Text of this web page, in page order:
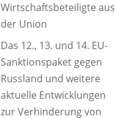
Wirtschaftsbeteiligte aus
der Union
Das 12., 13. und 14. EU-
Sanktionspaket gegen
Russland und weitere
aktuelle Entwicklungen
zur Verhinderung von